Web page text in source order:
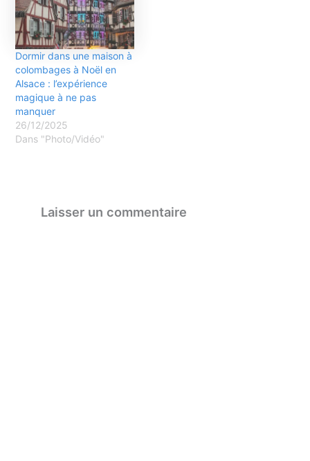
Dormir dans une maison à
colombages à Noël en
Alsace : l’expérience
magique à ne pas
manquer
26/12/2025
Dans "Photo/Vidéo"
Laisser un commentaire